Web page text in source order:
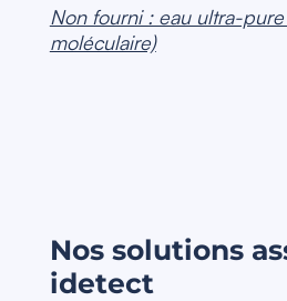
Non fourni : eau ultra-
moléculaire)
Nos solutions
idetect